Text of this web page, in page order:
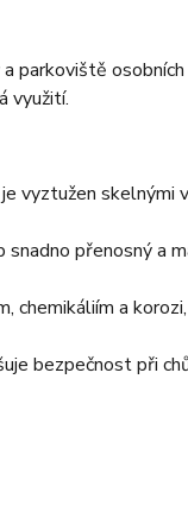
parkoviště
využití.
vyztužen skelnými
přenosný a
chemikáliím a
bezpečnost při